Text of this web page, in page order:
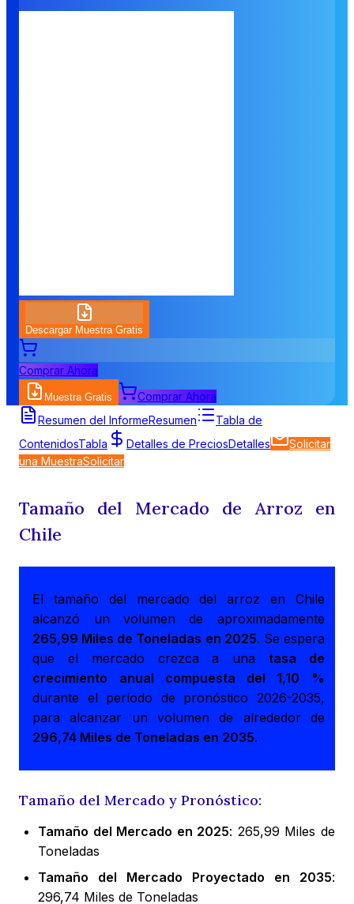
Descargar Muestra Gratis
Comprar Ahora
Muestra Gratis
Comprar Ahora
Resumen del InformeResumen
Tabla de
ContenidosTabla Detalles de PreciosDetalles
Solicitar
una MuestraSolicitar
Tamaño del Mercado de Arroz en
Chile
El tamaño del mercado del arroz en Chile
alcanzó un volumen de aproximadamente
265,99 Miles de Toneladas en 2025. Se espera
que el mercado crezca a una tasa de
crecimiento anual compuesta del 1,10 %
durante el período de pronóstico 2026-2035,
para alcanzar un volumen de alrededor de
296,74 Miles de Toneladas en 2035.
Tamaño del Mercado y Pronóstico:
Tamaño del Mercado en 2025: 265,99 Miles de
Toneladas
Tamaño del Mercado Proyectado en 2035:
296,74 Miles de Toneladas